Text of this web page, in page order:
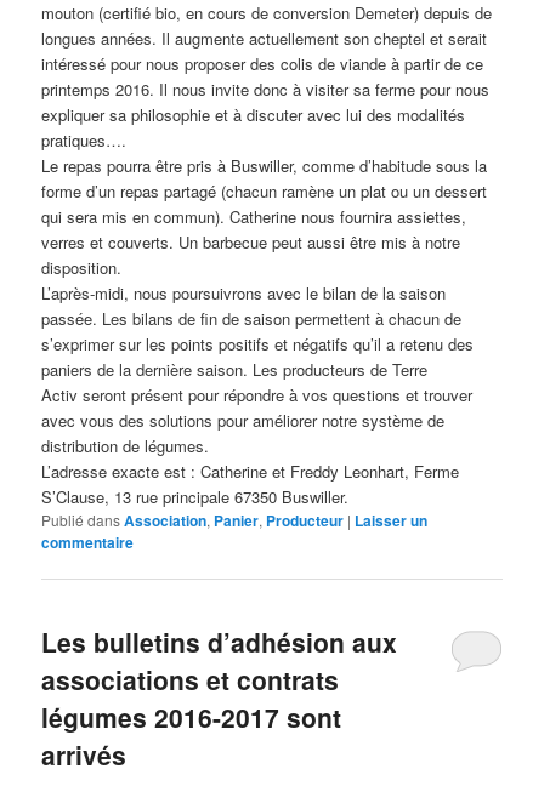
mouton (certifié bio, en cours de conversion Demeter) depuis de
longues années. Il augmente actuellement son cheptel et serait
intéressé pour nous proposer des colis de viande à partir de ce
printemps 2016. Il nous invite donc à visiter sa ferme pour nous
expliquer sa philosophie et à discuter avec lui des modalités
pratiques….
Le repas pourra être pris à Buswiller, comme d’habitude sous la
forme d’un repas partagé (chacun ramène un plat ou un dessert
qui sera mis en commun). Catherine nous fournira assiettes,
verres et couverts. Un barbecue peut aussi être mis à notre
disposition.
L’après-midi, nous poursuivrons avec le bilan de la saison
passée. Les bilans de fin de saison permettent à chacun de
s’exprimer sur les points positifs et négatifs qu’il a retenu des
paniers de la dernière saison. Les producteurs de Terre
Activ seront présent pour répondre à vos questions et trouver
avec vous des solutions pour améliorer notre système de
distribution de légumes.
L’adresse exacte est : Catherine et Freddy Leonhart, Ferme
S’Clause, 13 rue principale 67350 Buswiller.
Publié dansAssociation, Panier, Producteur | Laisser un
commentaire
Les bulletins d’adhésion aux
associations et contrats
légumes 2016-2017 sont
arrivés